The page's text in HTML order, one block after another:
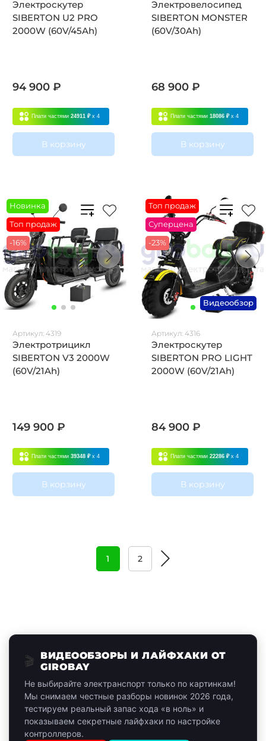
Электроскутер
SIBERTON U2 PRO
2000W (60V/45Ah)
94 900 ₽
Плати частями 24911 ₽ x 4
В корзину
Электровелосипед
SIBERTON MONSTER
(60V/30Ah)
68 900 ₽
Плати частями 18086 ₽ x 4
В корзину
Новинка
Топ продаж
-16%
Артикул: 4319
Электротрицикл
SIBERTON V3 2000W
(60V/21Ah)
149 900 ₽
Плати частями 39348 ₽ x 4
В корзину
Топ продаж
Суперцена
-23%
Видеообзор
Артикул: 4316
Электроскутер
SIBERTON PRO LIGHT
2000W (60V/21Ah)
84 900 ₽
Плати частями 22286 ₽ x 4
В корзину
1 2
🎬
ВИДЕООБЗОРЫ И ЛАЙФХАКИ ОТ
GIROBAY
Не выбирайте электранспорт только по картинкам!
Мы снимаем честные разборы новинок 2026 года,
тестируем реальный запас хода «в ноль» и
показываем секретные лайфхаки по настройке
контроллеров.